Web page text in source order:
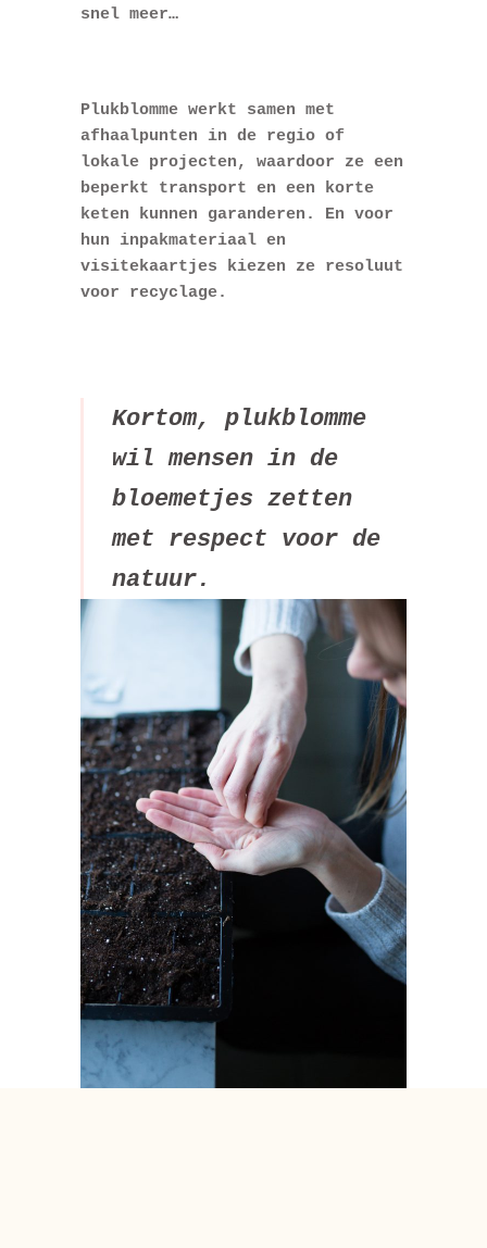
snel meer…
Plukblomme werkt samen met
afhaalpunten in de regio of
lokale projecten, waardoor ze een
beperkt transport en een korte
keten kunnen garanderen. En voor
hun inpakmateriaal en
visitekaartjes kiezen ze resoluut
voor recyclage.
Kortom, plukblomme
wil mensen in de
bloemetjes zetten
met respect voor de
natuur.